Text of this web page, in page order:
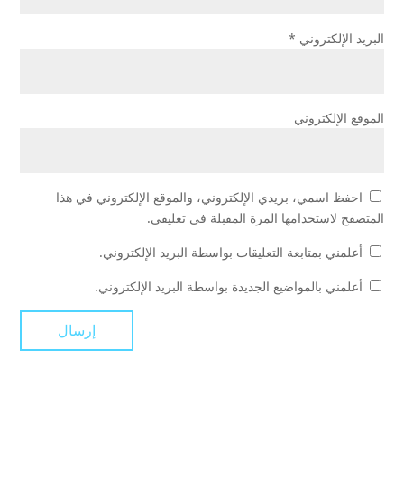
البريد الإلكتروني *
الموقع الإلكتروني
احفظ اسمي، بريدي الإلكتروني، والموقع الإلكتروني في هذا
المتصفح لاستخدامها المرة المقبلة في تعليقي.
أعلمني بمتابعة التعليقات بواسطة البريد الإلكتروني.
أعلمني بالمواضيع الجديدة بواسطة البريد الإلكتروني.